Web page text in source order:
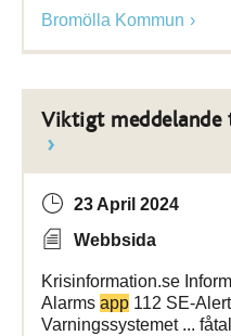
Bromölla Kommun
Viktigt meddelande
23 April 2024
Webbsida
Krisinformation.se
Alarms app 112 SE-
Varningssystemet ...